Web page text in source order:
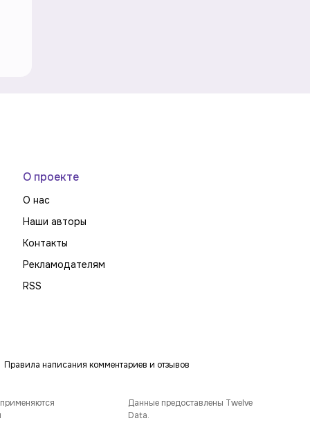
О проекте
О нас
Наши авторы
Контакты
Рекламодателям
RSS
Правила написания комментариев и отзывов
Данные предоставлены Twelve
Data.